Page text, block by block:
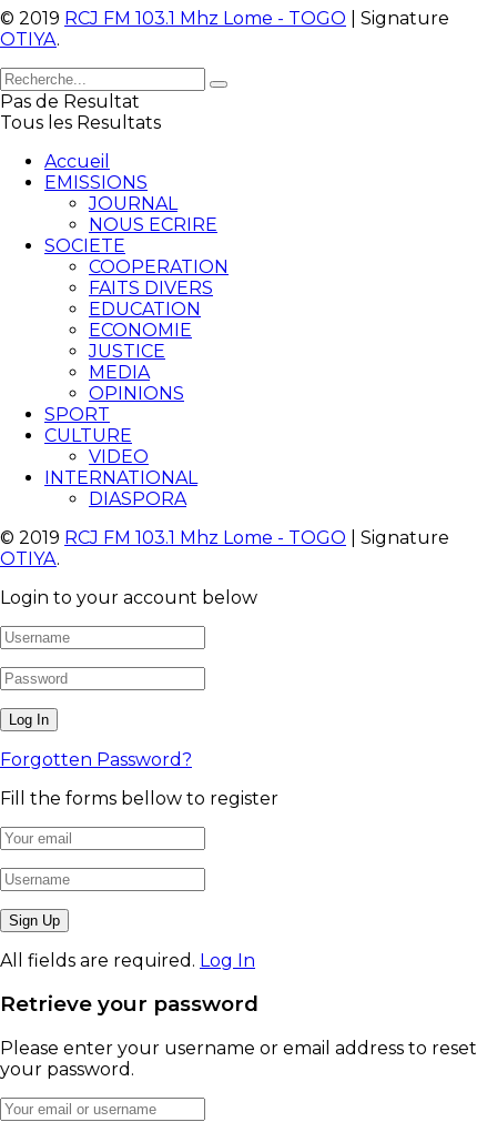
© 2019 RCJ FM 103.1 Mhz Lome - TOGO | Signature
OTIYA.
Pas de Resultat
Tous les Resultats
Accueil
EMISSIONS
JOURNAL
NOUS ECRIRE
SOCIETE
COOPERATION
FAITS DIVERS
EDUCATION
ECONOMIE
JUSTICE
MEDIA
OPINIONS
SPORT
CULTURE
VIDEO
INTERNATIONAL
DIASPORA
© 2019 RCJ FM 103.1 Mhz Lome - TOGO | Signature
OTIYA.
Login to your account below
Forgotten Password?
Fill the forms bellow to register
All fields are required. Log In
Retrieve your password
Please enter your username or email address to reset
your password.